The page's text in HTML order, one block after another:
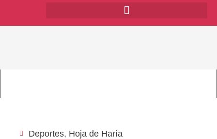
Deportes, Hoja de Haría